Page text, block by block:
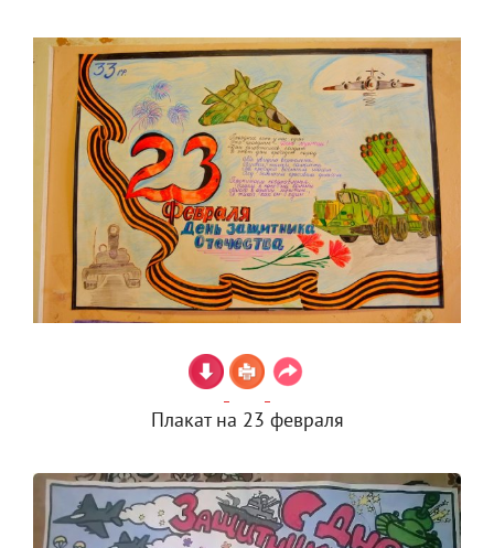
Плакат на 23 февраля